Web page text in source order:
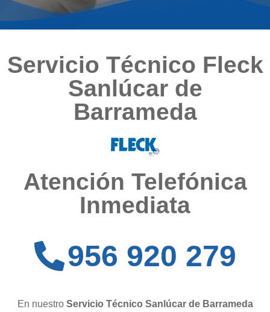
Servicio Técnico Fleck
Sanlúcar de
Barrameda
Atención Telefónica
Inmediata
956 920 279
En nuestro Servicio Técnico Sanlúcar de Barrameda